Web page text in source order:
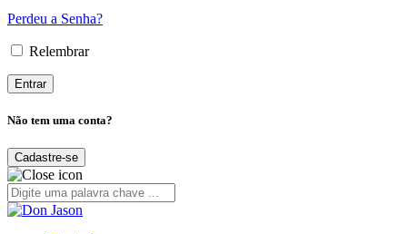
Perdeu a Senha?
Relembrar
Não tem uma conta?
Cadastre-se